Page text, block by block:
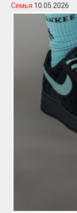
Семья 10.05.2026